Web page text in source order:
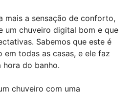
mais a sensação de conforto,
um chuveiro digital bom e que
Sabemos que este é
todas as casas, e ele faz
do banho.
chuveiro com uma